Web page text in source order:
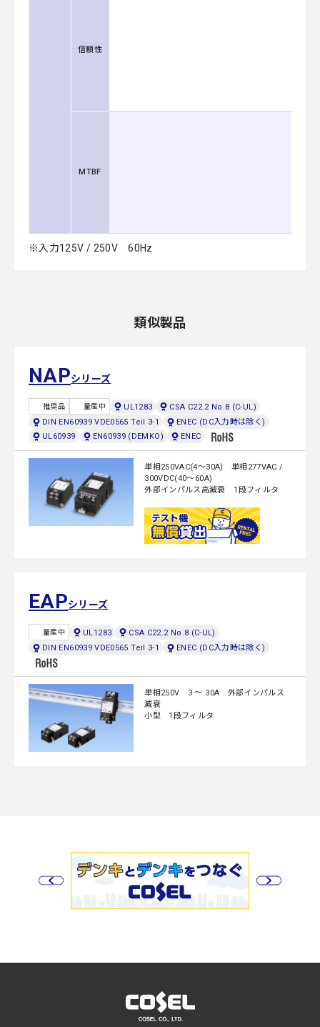
信頼性
MTBF
※入力125V / 250V 60Hz
類似製品
NAPシリーズ
推奨品 量産中 UL1283
CSA C22.2 No.8 (C-UL)
DIN EN60939 VDE0565 Teil 3-1
ENEC (DC入力時は除く)
UL60939
EN60939 (DEMKO) ENEC
単相250VAC(4～30A) 単相277VAC /
300VDC(40～60A)
外部インパルス高減衰 1段フィルタ
EAPシリーズ
量産中 UL1283
CSA C22.2 No.8 (C-UL)
DIN EN60939 VDE0565 Teil 3-1
ENEC (DC入力時は除く)
単相250V 3 ～ 30A 外部インパルス
減衰
小型 1段フィルタ